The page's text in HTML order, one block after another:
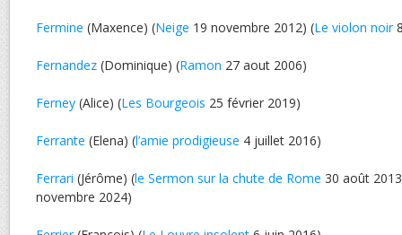
Fermine (Maxence) (Neige 19 novembre 2012) (Le violon noir
Fernandez (Dominique) (Ramon 27 aout 2006)
Ferney (Alice) (Les Bourgeois 25 février 2019)
Ferrante (Elena) (l’amie prodigieuse 4 juillet 2016)
Ferrari (Jérôme) (le Sermon sur la chute de Rome 30 août
novembre 2024)